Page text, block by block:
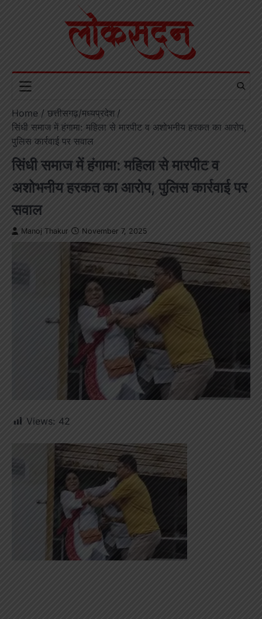
Home
छत्तीसगढ़/मध्यप्रदेश
सिंधी समाज में हंगामा: महिला से मारपीट व अशोभनीय हरकत का आरोप,
पुलिस कार्रवाई पर सवाल
सिंधी समाज में हंगामा: महिला से मारपीट व
अशोभनीय हरकत का आरोप, पुलिस कार्रवाई पर
सवाल
Manoj Thakur November 7, 2025
Views: 42